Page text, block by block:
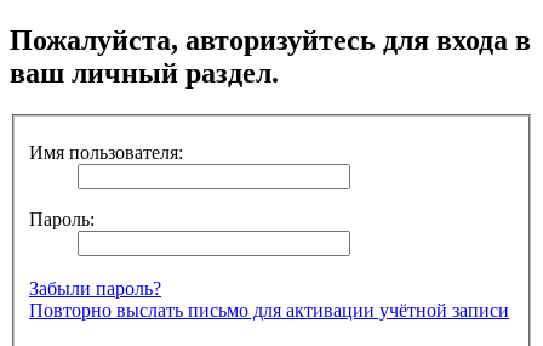
Пожалуйста, авторизуйтесь для входа в
ваш личный раздел.
Имя пользователя:
Пароль:
Забыли пароль?
Повторно выслать письмо для активации учётной записи